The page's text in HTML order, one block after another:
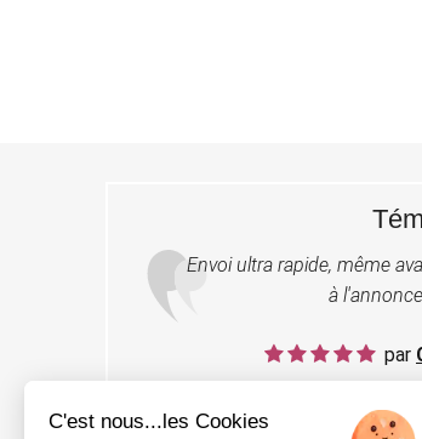
Envoi ultra rapide, même
à
par
LIRE
C'est nous...les Cookies